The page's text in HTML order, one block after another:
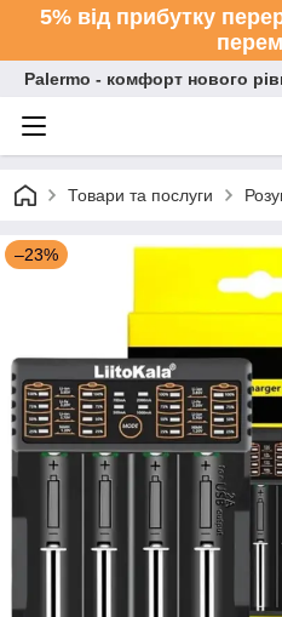
5% від прибутку
Palermo - комфорт нового
Товари та послуги
–23%